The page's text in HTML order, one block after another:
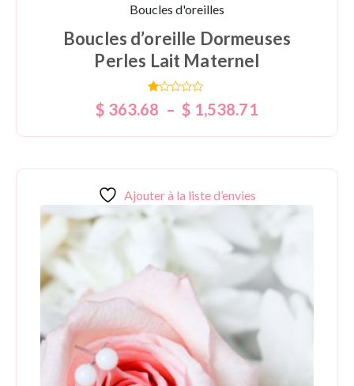
Boucles d'oreilles
Boucles d’oreille Dormeuses
Perles Lait Maternel
Note
1.00
$ 363.68 – $ 1,538.71
Ajouter à la liste d’envies